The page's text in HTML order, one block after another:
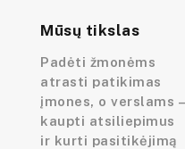
Mūsų tikslas
Padėti žmonėms
atrasti patikimas
įmones, o verslams –
kaupti atsiliepimus
ir kurti pasitikėjimą